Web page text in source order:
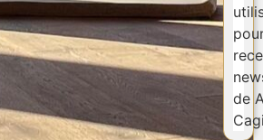
de